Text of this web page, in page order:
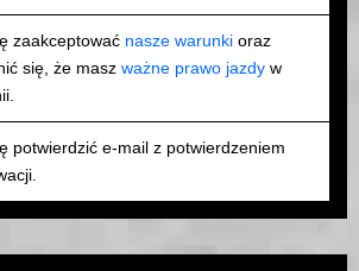
zaakceptować nasze warunki oraz
się, że masz ważne prawo jazdy w
potwierdzić e-mail z potwierdzeniem